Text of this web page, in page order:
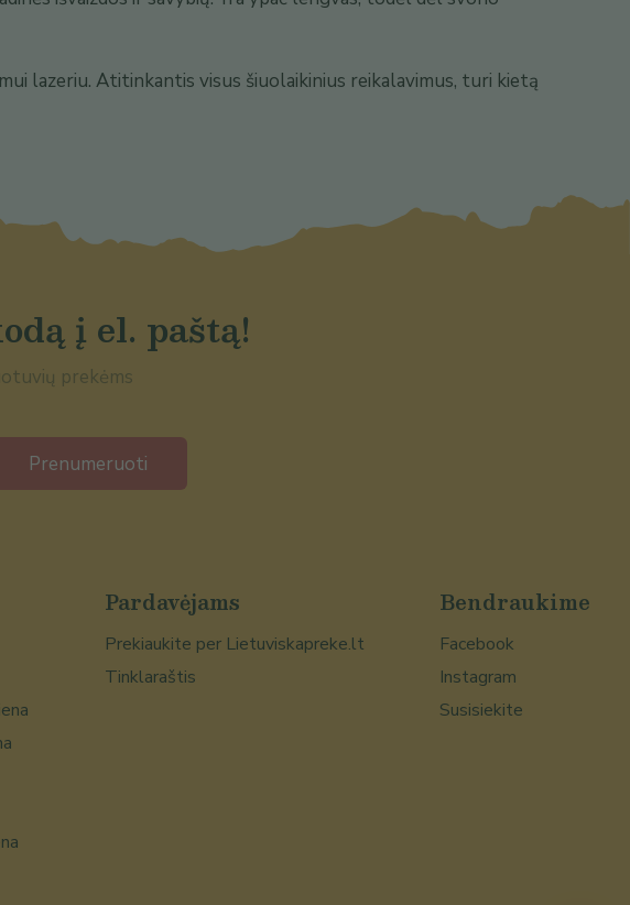
lazeriu. Atitinkantis visus šiuolaikinius reikalavimus, turi kietą
į el. paštą!
prekėms
Prenumeruoti
Pardavėjams
Prekiaukite per Lietuviskapreke.lt
Tinklaraštis
Bendraukime
Facebook
Instagram
Susisiekite